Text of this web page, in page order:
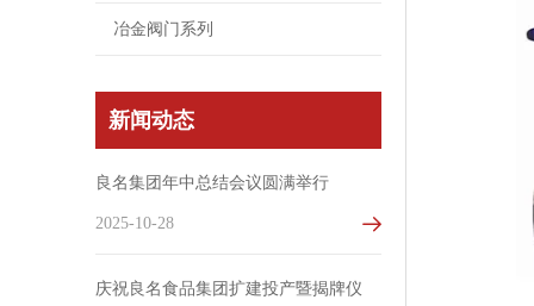
冶金阀门系列
新闻动态
良名集团年中总结会议圆满举行
2025-10-28
庆祝良名食品集团扩建投产暨揭牌仪